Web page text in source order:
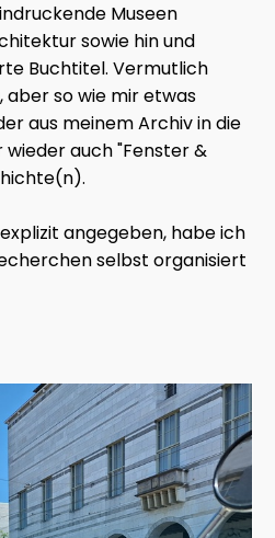
Museen
sowie hin und
Buchtitel. Vermutlich
so wie mir etwas
aus meinem Archiv in die
auch "Fenster &
angegeben, habe ich
selbst organisiert